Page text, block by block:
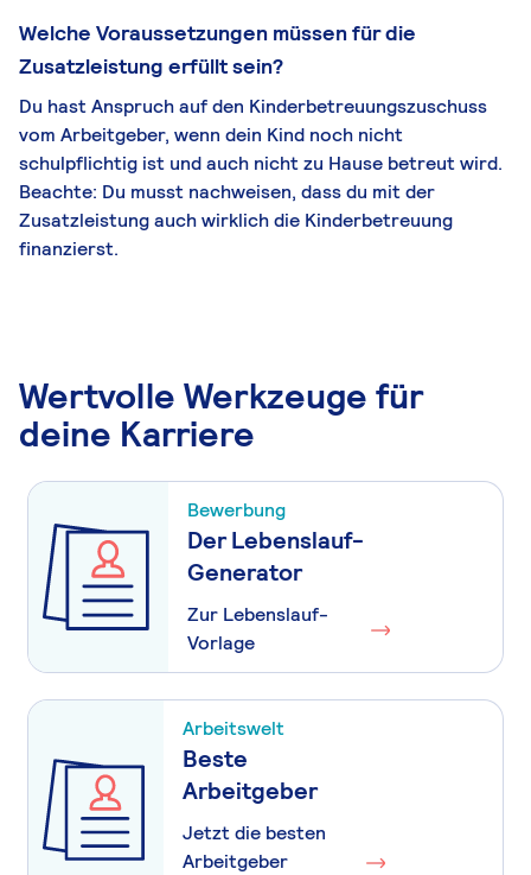
Welche Voraussetzungen müssen für die
Zusatzleistung erfüllt sein?
Du hast Anspruch auf den Kinderbetreuungszuschuss
vom Arbeitgeber, wenn dein Kind noch nicht
schulpflichtig ist und auch nicht zu Hause betreut wird.
Beachte: Du musst nachweisen, dass du mit der
Zusatzleistung auch wirklich die Kinderbetreuung
finanzierst.
Wertvolle Werkzeuge für
deine Karriere
Bewerbung
Der Lebenslauf-
Generator
Zur Lebenslauf-
Vorlage
Arbeitswelt
Beste
Arbeitgeber
Jetzt die besten
Arbeitgeber